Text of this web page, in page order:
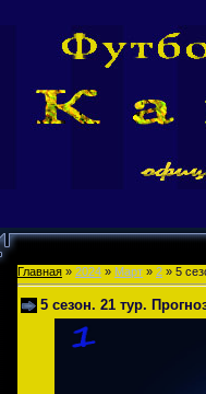
Главная » 2024 » Март » 2 » 5
5 сезон. 21 тур.